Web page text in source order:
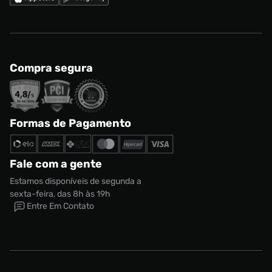
Compra segura
Formas de Pagamento
Fale com a gente
Estamos disponíveis de segunda a
sexta-feira, das 8h às 19h
Entre Em Contato